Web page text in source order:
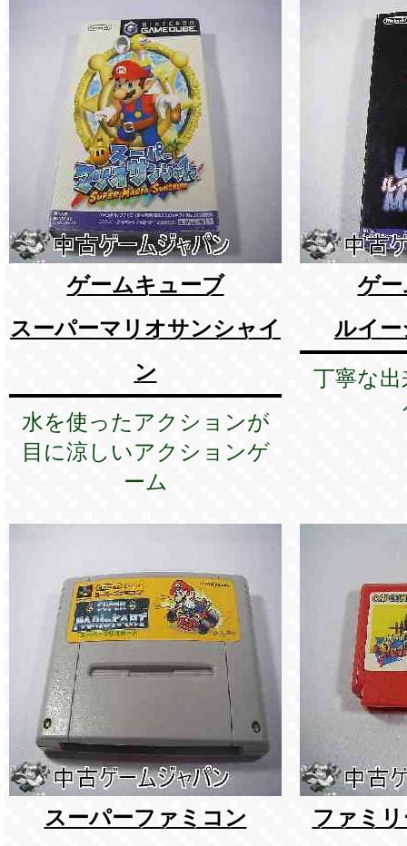
ゲームキューブ
スーパーマリオサンシャイ
ン
水を使ったアクションが
目に涼しいアクションゲ
ーム
ゲ
ルイ
丁寧な
スーパーファミコン
ファミ